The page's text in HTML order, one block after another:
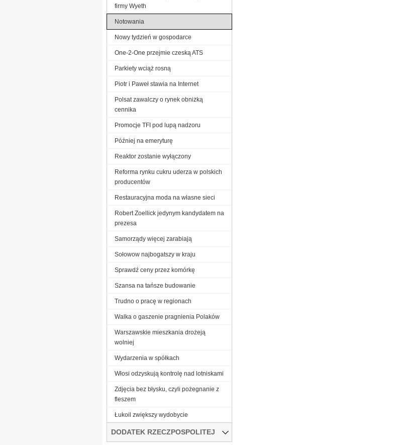
firmy Wyeth
Notowania
Nowy tydzień w gospodarce
One-2-One przejmie czeską ATS
Parkiety wciąż rosną
Piotr i Paweł stawia na Internet
Polsat zawalczy o rynek obniżką
cennika
Promocje TFI pod lupą nadzoru
Później na emeryturę
Reaktor zostanie wyłączony
Reforma rynku cukru uderza w polskich
producentów
Restauracyjna moda na własne sieci
Robert Zoellick jedynym kandydatem na
prezesa
Samorządy więcej zarabiają
Sołowow najbogatszy w kraju
Sprawdź ceny przez komórkę
Szansa na tańsze budowanie
Trudno o pracę w regionach
Walka o gaszenie pragnienia Polaków
Warszawskie mieszkania drożeją
wolniej
Wydarzenia w spółkach
Włosi odzyskują kontrolę nad lotniskami
Zdjęcia bez błysku, czyli pożegnanie z
fleszem
Łukoil zwiększy wydobycie
DODATEK RZECZPOSPOLITEJ